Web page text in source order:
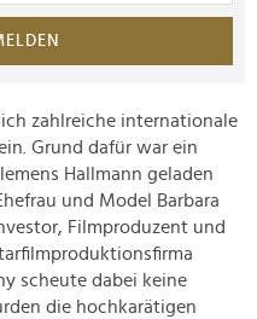
zahlreiche internationale
Grund dafür war ein
Hallmann geladen
und Model Barbara
Filmproduzent und
scheute dabei keine
die hochkarätigen